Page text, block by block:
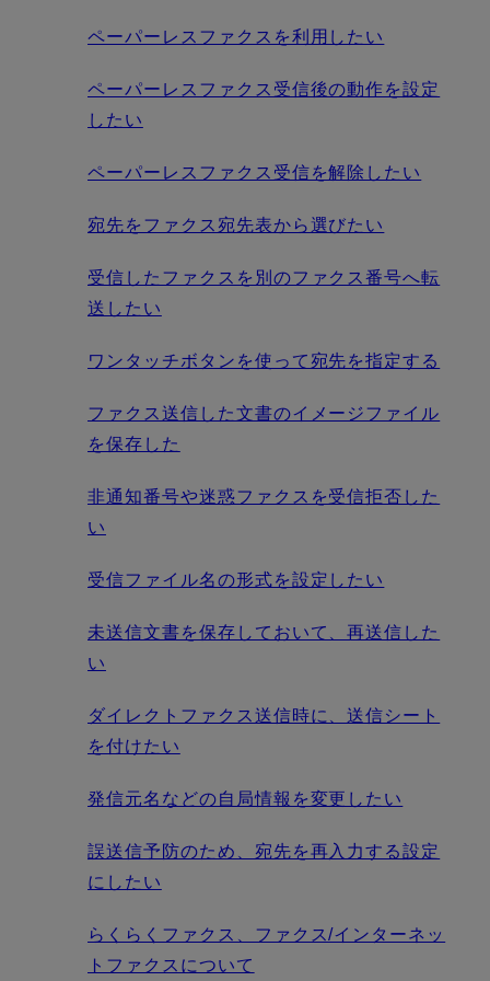
ペーパーレスファクスを利用したい
ペーパーレスファクス受信後の動作を設定
したい
ペーパーレスファクス受信を解除したい
宛先をファクス宛先表から選びたい
受信したファクスを別のファクス番号へ転
送したい
ワンタッチボタンを使って宛先を指定する
ファクス送信した文書のイメージファイル
を保存した
非通知番号や迷惑ファクスを受信拒否した
い
受信ファイル名の形式を設定したい
未送信文書を保存しておいて、再送信した
い
ダイレクトファクス送信時に、送信シート
を付けたい
発信元名などの自局情報を変更したい
誤送信予防のため、宛先を再入力する設定
にしたい
らくらくファクス、ファクス/インターネッ
トファクスについて